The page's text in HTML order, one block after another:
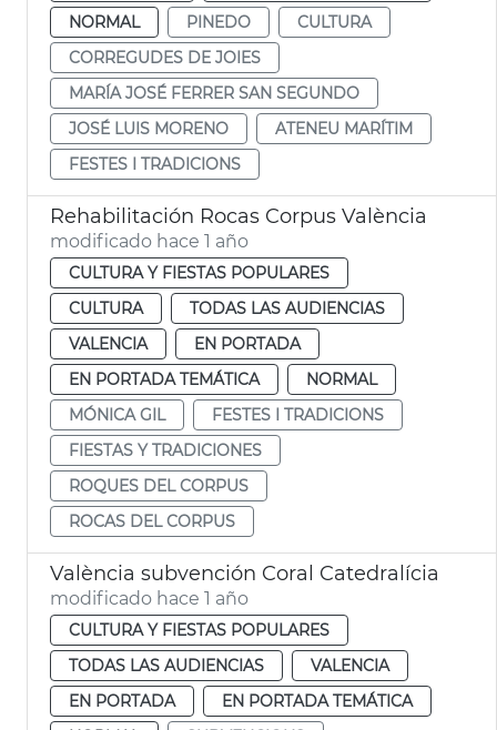
NORMAL
PINEDO
CULTURA
CORREGUDES DE JOIES
MARÍA JOSÉ FERRER SAN SEGUNDO
JOSÉ LUIS MORENO
ATENEU MARÍTIM
FESTES I TRADICIONS
Rehabilitación Rocas Corpus València
modificado hace 1 año
CULTURA Y FIESTAS POPULARES
CULTURA
TODAS LAS AUDIENCIAS
VALENCIA
EN PORTADA
EN PORTADA TEMÁTICA
NORMAL
MÓNICA GIL
FESTES I TRADICIONS
FIESTAS Y TRADICIONES
ROQUES DEL CORPUS
ROCAS DEL CORPUS
València subvención Coral Catedralícia
modificado hace 1 año
CULTURA Y FIESTAS POPULARES
TODAS LAS AUDIENCIAS
VALENCIA
EN PORTADA
EN PORTADA TEMÁTICA